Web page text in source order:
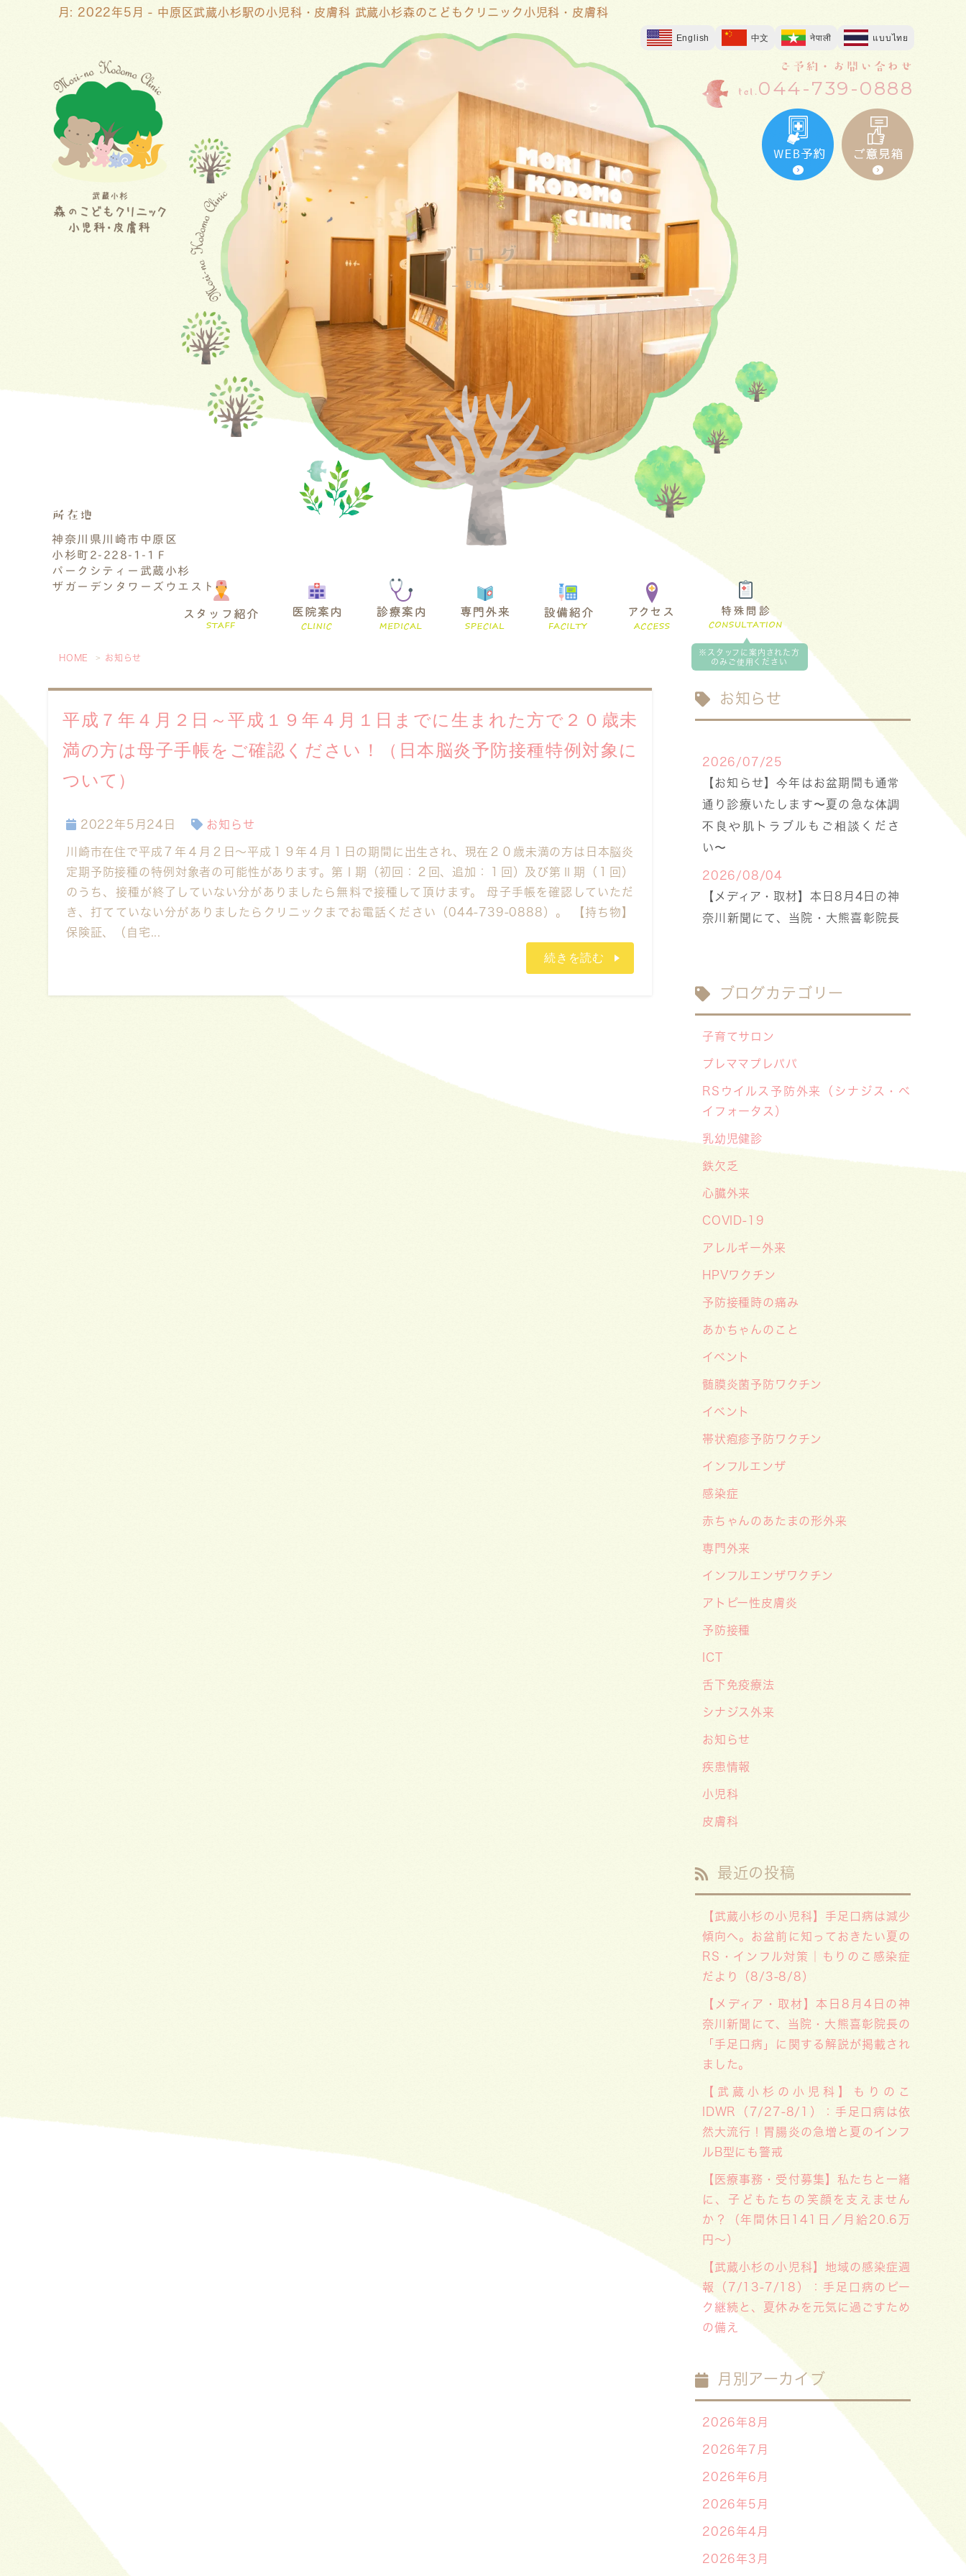
月: 2022年5月 - 中原区武蔵小杉駅の小児科・皮膚科 武蔵小杉森のこどもクリニック小児科・皮膚科
ご予約・お問い合わせ
tel. 044-739-0888
English 中文 नेपाली แบบไทย
所在地
神奈川県川崎市中原区
小杉町2-228-1-1Ｆ
パークシティー武蔵小杉
ザガーデンタワーズウエスト
ブログ
Blog
HOME お知らせ
平成７年４月２日～平成１９年４月１日までに生まれた方で２０歳未
満の方は母子手帳をご確認ください！（日本脳炎予防接種特例対象に
ついて）
2022年5月24日 お知らせ
川崎市在住で平成７年４月２日～平成１９年４月１日の期間に出生され、現在２０歳未満の方は日本脳炎
定期予防接種の特例対象者の可能性があります。第Ⅰ期（初回：２回、追加：１回）及び第Ⅱ期（１回）
のうち、接種が終了していない分がありましたら無料で接種して頂けます。 母子手帳を確認していただ
き、打てていない分がありましたらクリニックまでお電話ください（044-739-0888）。 【持ち物】
保険証、（自宅...
続きを読む
お知らせ
2026/07/25
【お知らせ】今年はお盆期間も通常
通り診療いたします〜夏の急な体調
不良や肌トラブルもご相談くださ
い〜
2026/08/04
【メディア・取材】本日8月4日の神
奈川新聞にて、当院・大熊喜彰院長
2026/07/29
緒に、子どもたちの笑顔を支えませ
しか）対策事業」が始まっています
〜赤ちゃんやこどもたちをはしかか
ら守ろう！〜
2026/07/07
知らせ🌞
2026/06/15
【メディア・取材】学研の子育て応
援サイト「こそだてまっぷ」に大熊
【開院7周年のご挨拶】診察室を飛
び出し、地域とともに子どもの未来
を創るクリニックへ――「武蔵小杉
戦
2026/05/08
【メディア・取材】４月１０日発売
「子供の科学」５月号の「なぜ？な
ゴールデンウィーク（GW）の処方
薬受け取りに関する重要なお願い〜
処方箋の有効期限は当日を含めて
ブログカテゴリー
子育てサロン
プレママプレパパ
RSウイルス予防外来（シナジス・ベ
イフォータス）
乳幼児健診
鉄欠乏
心臓外来
COVID-19
アレルギー外来
HPVワクチン
予防接種時の痛み
あかちゃんのこと
イベント
髄膜炎菌予防ワクチン
イベント
帯状疱疹予防ワクチン
インフルエンザ
感染症
赤ちゃんのあたまの形外来
専門外来
インフルエンザワクチン
アトピー性皮膚炎
予防接種
ICT
舌下免疫療法
シナジス外来
お知らせ
疾患情報
小児科
皮膚科
最近の投稿
【武蔵小杉の小児科】手足口病は減少
傾向へ。お盆前に知っておきたい夏の
RS・インフル対策｜もりのこ感染症
だより（8/3-8/8）
【メディア・取材】本日8月4日の神
奈川新聞にて、当院・大熊喜彰院長の
「手足口病」に関する解説が掲載され
ました。
【武蔵小杉の小児科】もりのこ
IDWR（7/27-8/1）：手足口病は依
然大流行！胃腸炎の急増と夏のインフ
ルB型にも警戒
【医療事務・受付募集】私たちと一緒
に、子どもたちの笑顔を支えません
か？（年間休日141日／月給20.6万
円～）
【武蔵小杉の小児科】地域の感染症週
報（7/13-7/18）：手足口病のピー
ク継続と、夏休みを元気に過ごすため
の備え
月別アーカイブ
2026年8月
2026年7月
2026年6月
2026年5月
2026年4月
2026年3月